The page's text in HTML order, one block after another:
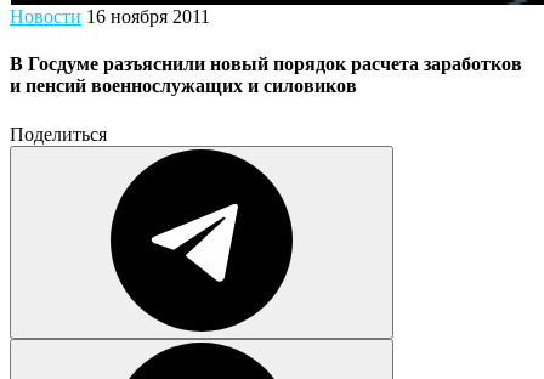
Новости 16 ноября 2011
В Госдуме разъяснили новый порядок расчета заработков
и пенсий военнослужащих и силовиков
Поделиться